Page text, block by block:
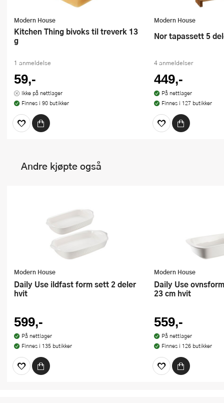
Modern House
Kitchen Thing bivoks til treverk 13
g
1 anmeldelse
59,-
Ikke på nettlager
Finnes i 90 butikker
Modern House
Nor tapassett 5
4 anmeldelser
449,-
På nettlager
Finnes i 127 butikker
Andre kjøpte også
Modern House
Daily Use ildfast form sett 2 deler
hvit
599,-
På nettlager
Finnes i 135 butikker
Modern House
Daily Use ovnsform lasagne 38 x
23 cm hvit
559,-
På nettlager
Finnes i 126 butikker